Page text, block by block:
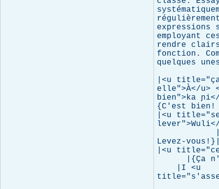
expressions
employant
rendre
fonction.
quelques
|<u
elle">À</
bien">ka
{C'est
|<u
Levez-
|<u
|{Ça
|I <u